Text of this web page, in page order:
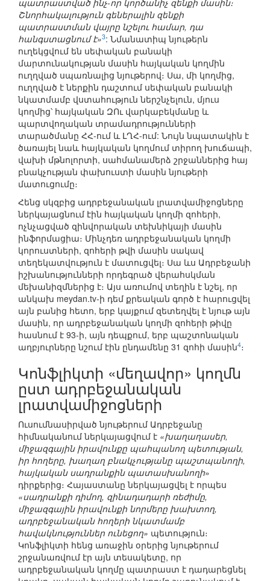
պատրաստված ինչ-որ կործանիչ զենքի մասին։
Շնորհակալություն գեներալին զենքի
պատրաստման վայրը նշելու համար, դա
հանգստացնում է»3: Նմանատիպ նյութերն
ուղեկցվում են սեփական բանակի
մարտունակության մասին հայկական կողմին
ուղղված սպառնալից նյութերով։ Սա, մի կողմից,
ուղղված է ներքին դաշտում սեփական բանակի
նկատմամբ վստահություն ներշնչելուն, մյուս
կողմից՝ հայկական ԶՈւ վարկաբեկմանը և
պարտվողական տրամադրությունների
տարածմանը ՀՀ-ում և ԼՂՀ-ում: Նույն նպատակին է
ծառայել նաև հայկական կողմում տիրող խուճապի,
վախի մթնոլորտի, սահմանամերձ շրջաններից հայ
բնակչության փախուստի մասին նյութերի
մատուցումը։
Հենց սկզբից ադրբեջանական լրատվամիջոցները
ներկայացնում էին հայկական կողմի զոհերի,
ոչնչացված զինվորական տեխնիկայի մասին
ինֆորմացիա։ Մինչդեռ ադրբեջանական կողմի
կորուստների, զոհերի թվի մասին սակավ
տեղեկատվություն է մատուցվել։ Սա ևս Ադրբեջանի
իշխանությունների որդեգրած վերահսկման
մեխանիզմներից է։ Այս առումով տեղին է նշել, որ
անկախ meydan.tv-ի դեմ քրեական գործ է հարուցվել
այն բանից հետո, երբ կայքում զետեղվել է նյութ այն
մասին, որ ադրբեջանական կողմի զոհերի թիվը
հասնում է 93-ի, այն դեպքում, երբ պաշտոնական
աղբյուրները նշում էին ընդամենը 31 զոհի մասին4։
Կոնֆլիկտի «մեղավոր» կողմն
ըստ ադրբեջանական
լրատվամիջոցների
Ուսումնասիրված նյութերում Ադրբեջանը
հիմնականում ներկայացվում է «խաղաղասեր,
միջազգային իրավունքը պահպանող պետության,
իր հողերը, խաղաղ բնակչությանը պաշտպանողի,
հայկական սադրանքին պատասխանողի»
դիրքերից։ Հայաստանը ներկայացվել է որպես
«սադրանքի դիմող, զինադադարի ռեժիմը,
միջազգային իրավունքի նորմերը խախտող,
ադրբեջանական հողերի նկատմամբ
հավակնություններ ունեցող» պետություն։
Կոնֆլիկտի հենց առաջին օրերից նյութերում
շրջանառվում էր այն տեսակետը, որ
ադրբեջանական կողմը պատրաստ է դադարեցնել